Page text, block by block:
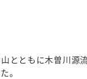
とともに木曽川源
。